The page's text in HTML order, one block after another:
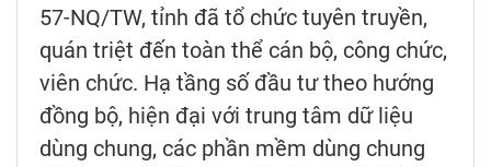
57-NQ/TW, tỉnh đã tổ chức tuyên truyền,
quán triệt đến toàn thể cán bộ, công chức,
viên chức. Hạ tầng số đầu tư theo hướng
đồng bộ, hiện đại với trung tâm dữ liệu
dùng chung, các phần mềm dùng chung